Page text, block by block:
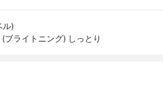
ル)
ブライトニング) しっとり